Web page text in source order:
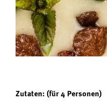
Mitgliedschaft
Landessekretariat
Bäuerliche Buffets
Hofgeschichten
Zutaten: (für 4 Personen)